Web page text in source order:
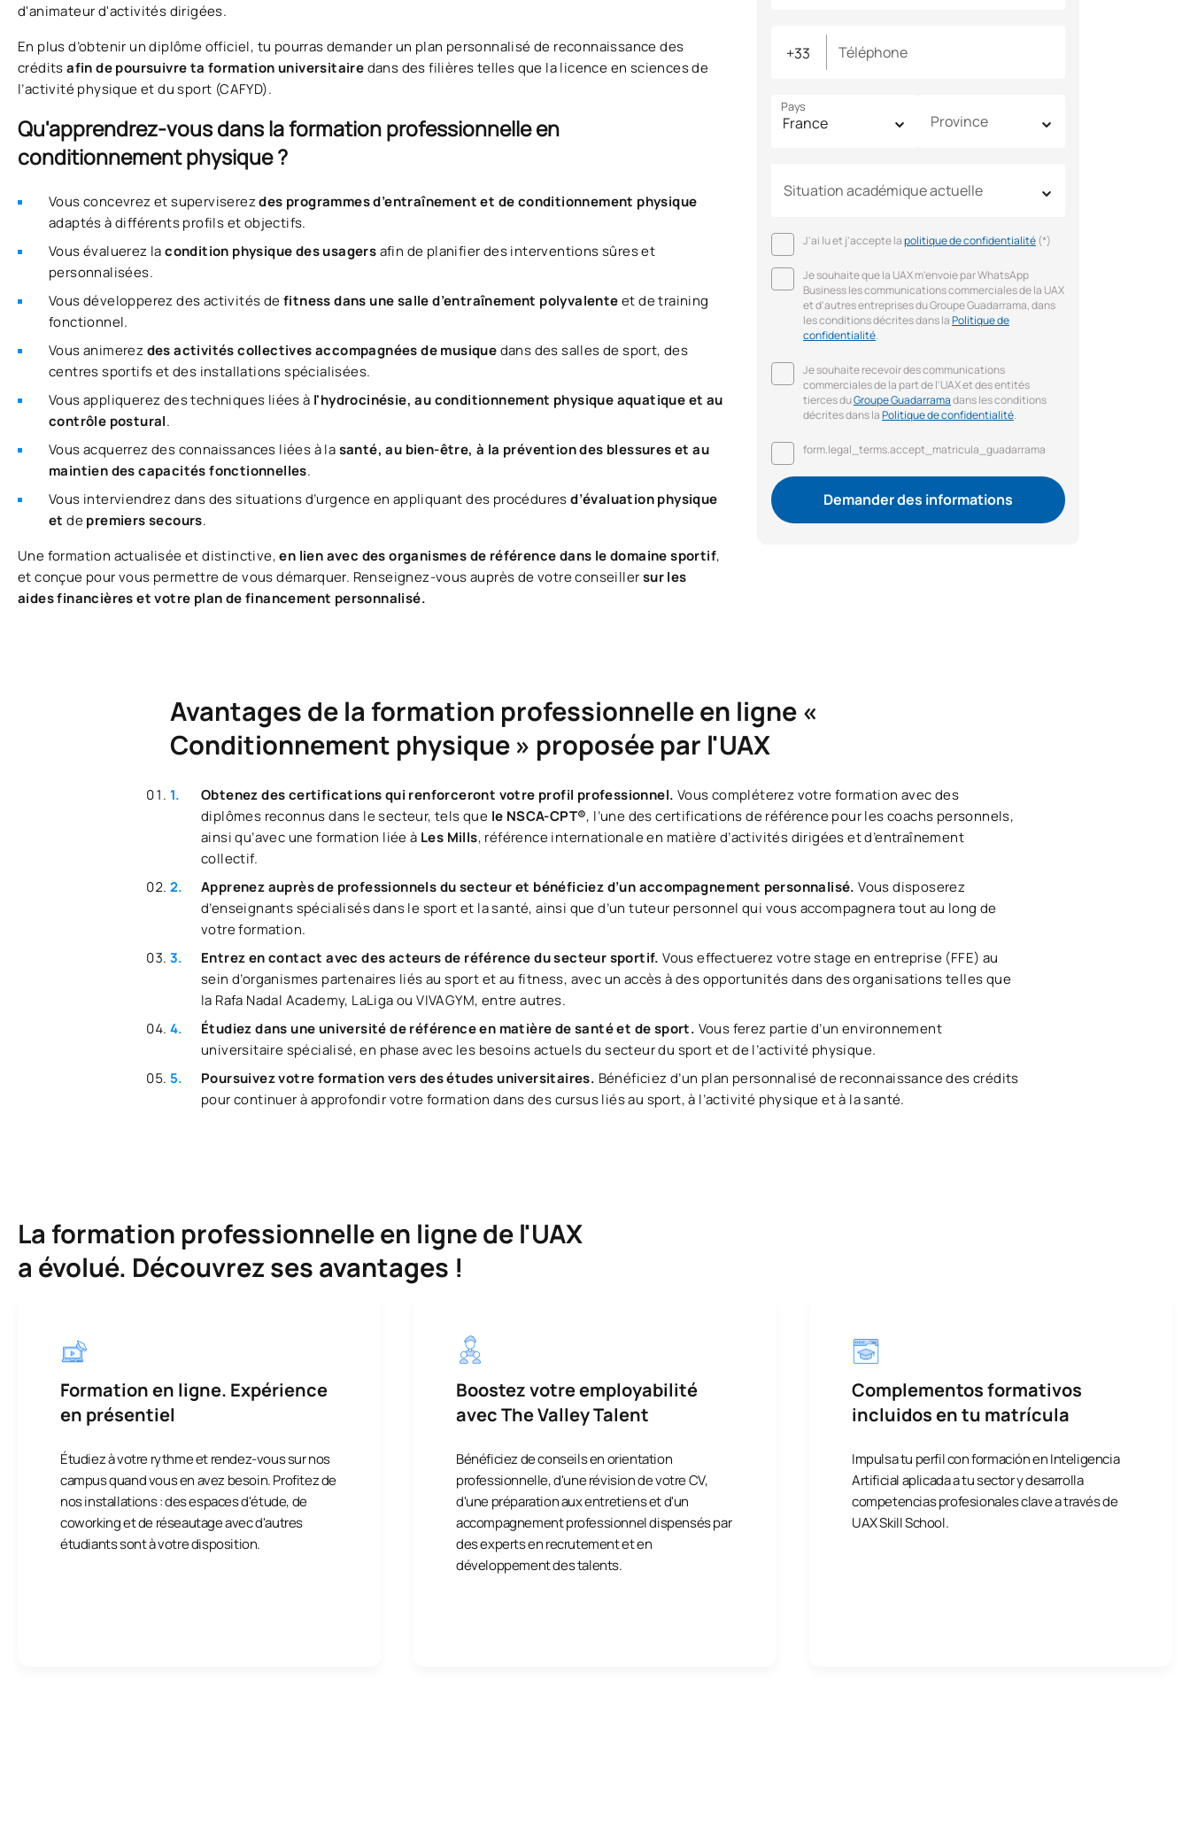
d'animateur d'activités dirigées.
En plus d’obtenir un diplôme officiel, tu pourras demander un plan personnalisé de reconnaissance des
créditsafin de poursuivre ta formation universitairedans des filières telles que la licence en sciences de
l’activité physique et du sport (CAFYD).
Qu'apprendrez-vous dans la formation professionnelle en
conditionnement physique ?
Vous concevrez et superviserezdes programmes d’entraînement et de conditionnement physique
adaptés à différents profils et objectifs.
Vous évaluerez lacondition physique des usagersafin de planifier des interventions sûres et
personnalisées.
Vous développerez des activités defitness dans une salle d’entraînement polyvalenteet de training
fonctionnel.
Vous animerezdes activités collectives accompagnées de musiquedans des salles de sport, des
centres sportifs et des installations spécialisées.
Vous appliquerez des techniques liées à l'hydrocinésie, au conditionnement physique aquatique et au
contrôle postural.
Vous acquerrez des connaissances liées à lasanté, au bien-être, à la prévention des blessures et au
maintien des capacités fonctionnelles.
Vous interviendrez dans des situations d’urgence en appliquant des procéduresd’évaluation physique
etdepremiers secours.
Une formation actualisée et distinctive,en lien avec des organismes de référence dans le domaine sportif,
et conçue pour vous permettre de vous démarquer. Renseignez-vous auprès de votre conseillersur les
aides financières et votre plan de financement personnalisé.
Téléphone
Pays
Province
Situation académique actuelle
J'ai lu et j'accepte lapolitique de confidentialité(*)
Je souhaite que la UAX m'envoie par WhatsApp
Business les communications commerciales de la UAX
et d'autres entreprises du Groupe Guadarrama, dans
les conditions décrites dans laPolitique de
confidentialité.
Je souhaite recevoir des communications
commerciales de la part de l'UAX et des entités
tierces duGroupe Guadarramadans les conditions
décrites dans laPolitique de confidentialité.
form.legal_terms.accept_matricula_guadarrama
Demander des informations
Avantages de la formation professionnelle en ligne «
Conditionnement physique » proposée par l'UAX
Obtenez des certifications qui renforceront votre profil professionnel. Vous compléterez votre formation avec des
diplômes reconnus dans le secteur, tels que le NSCA-CPT®, l’une des certifications de référence pour les coachs personnels,
ainsi qu’avec une formation liée à Les Mills, référence internationale en matière d’activités dirigées et d’entraînement
collectif.
Apprenez auprès de professionnels du secteur et bénéficiez d’un accompagnement personnalisé.Vous disposerez
d’enseignants spécialisés dans le sport et la santé, ainsi que d’un tuteur personnel qui vous accompagnera tout au long de
votre formation.
Entrez en contact avec des acteurs de référence du secteur sportif.Vous effectuerez votre stage en entreprise (FFE) au
sein d’organismes partenaires liés au sport et au fitness, avec un accès à des opportunités dans des organisations telles que
la Rafa Nadal Academy, LaLiga ou VIVAGYM, entre autres.
Étudiez dans une université de référence en matière de santé et de sport. Vous ferez partie d’un environnement
universitaire spécialisé, en phase avec les besoins actuels du secteur du sport et de l’activité physique.
Poursuivez votre formation vers des études universitaires. Bénéficiez d’un plan personnalisé de reconnaissance des crédits
pour continuer à approfondir votre formation dans des cursus liés au sport, à l’activité physique et à la santé.
La formation professionnelle en ligne de l'UAX
a évolué. Découvrez ses avantages !
Formation en ligne. Expérience
en présentiel
Étudiez à votre rythme et rendez-vous sur nos
campus quand vous en avez besoin. Profitez de
nos installations : des espaces d'étude, de
coworking et de réseautage avec d'autres
étudiants sont à votre disposition.
Boostez votre employabilité
avec The Valley Talent
Bénéficiez de conseils en orientation
professionnelle, d'une révision de votre CV,
d'une préparation aux entretiens et d'un
accompagnement professionnel dispensés par
des experts en recrutement et en
développement des talents.
Complementos formativos
incluidos en tu matrícula
Impulsa tu perfil con formación en Inteligencia
Artificial aplicada a tu sector y desarrolla
competencias profesionales clave a través de
UAX Skill School.